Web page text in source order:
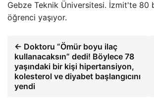
Gebze Teknik Üniversitesi. İzmit'te 80
öğrenci yaşıyor.
← Doktoru “Ömür boyu ilaç
kullanacaksın” dedi! Böylece 78
yaşındaki bir kişi hipertansiyon,
kolesterol ve diyabet başlangıcını
yendi